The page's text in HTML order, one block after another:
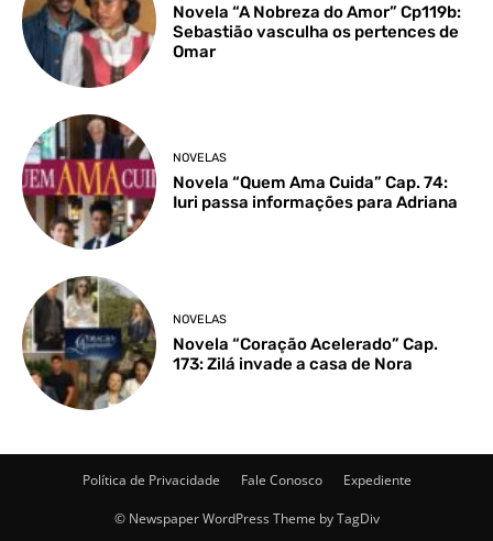
Novela “A Nobreza do Amor” Cp119b:
Sebastião vasculha os pertences de
Omar
NOVELAS
Novela “Quem Ama Cuida” Cap. 74:
Iuri passa informações para Adriana
NOVELAS
Novela “Coração Acelerado” Cap.
173: Zilá invade a casa de Nora
Política de Privacidade Fale Conosco Expediente
© Newspaper WordPress Theme by TagDiv